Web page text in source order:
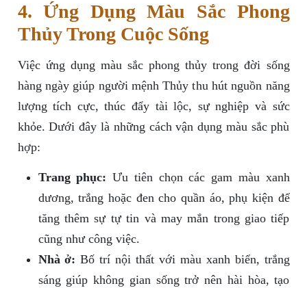
4. Ứng Dụng Màu Sắc Phong
Thủy Trong Cuộc Sống
Việc ứng dụng màu sắc phong thủy trong đời sống
hàng ngày giúp người mệnh Thủy thu hút nguồn năng
lượng tích cực, thúc đẩy tài lộc, sự nghiệp và sức
khỏe. Dưới đây là những cách vận dụng màu sắc phù
hợp:
Trang phục: Ưu tiên chọn các gam màu xanh
dương, trắng hoặc đen cho quần áo, phụ kiện để
tăng thêm sự tự tin và may mắn trong giao tiếp
cũng như công việc.
Nhà ở: Bố trí nội thất với màu xanh biển, trắng
sáng giúp không gian sống trở nên hài hòa, tạo